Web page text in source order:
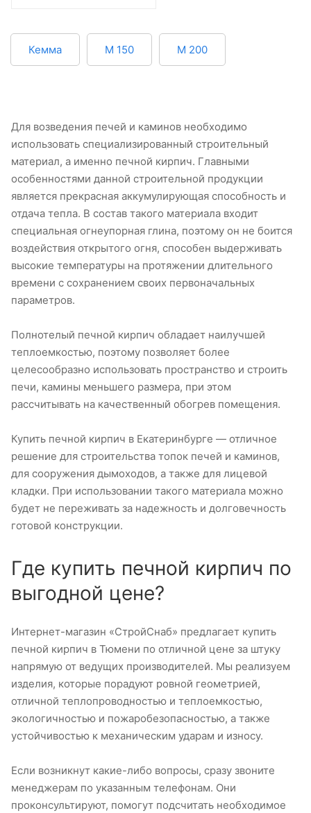
Кемма М 150 М 200
Для возведения печей и каминов необходимо
использовать специализированный строительный
материал, а именно печной кирпич. Главными
особенностями данной строительной продукции
является прекрасная аккумулирующая способность и
отдача тепла. В состав такого материала входит
специальная огнеупорная глина, поэтому он не боится
воздействия открытого огня, способен выдерживать
высокие температуры на протяжении длительного
времени с сохранением своих первоначальных
параметров.
Полнотелый печной кирпич обладает наилучшей
теплоемкостью, поэтому позволяет более
целесообразно использовать пространство и строить
печи, камины меньшего размера, при этом
рассчитывать на качественный обогрев помещения.
Купить печной кирпич в Екатеринбурге — отличное
решение для строительства топок печей и каминов,
для сооружения дымоходов, а также для лицевой
кладки. При использовании такого материала можно
будет не переживать за надежность и долговечность
готовой конструкции.
Где купить печной кирпич по
выгодной цене?
Интернет-магазин «СтройСнаб» предлагает купить
печной кирпич в Тюмени по отличной цене за штуку
напрямую от ведущих производителей. Мы реализуем
изделия, которые порадуют ровной геометрией,
отличной теплопроводностью и теплоемкостью,
экологичностью и пожаробезопасностью, а также
устойчивостью к механическим ударам и износу.
Если возникнут какие-либо вопросы, сразу звоните
менеджерам по указанным телефонам. Они
проконсультируют, помогут подсчитать необходимое